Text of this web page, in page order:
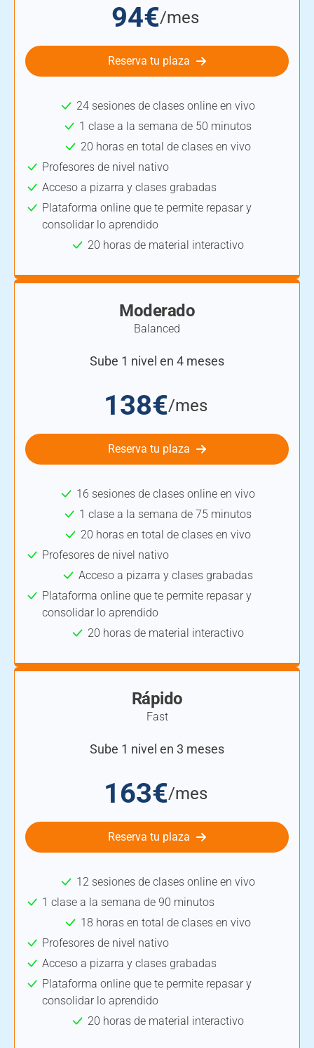
94€/mes
Reserva tu plaza
24 sesiones de clases online en vivo
1 clase a la semana de 50 minutos
20 horas en total de clases en vivo
Profesores de nivel nativo
Acceso a pizarra y clases grabadas
Plataforma online que te permite repasar y
consolidar lo aprendido
20 horas de material interactivo
Moderado
Balanced
Sube 1 nivel en 4 meses
138€/mes
Reserva tu plaza
16 sesiones de clases online en vivo
1 clase a la semana de 75 minutos
20 horas en total de clases en vivo
Profesores de nivel nativo
Acceso a pizarra y clases grabadas
Plataforma online que te permite repasar y
consolidar lo aprendido
20 horas de material interactivo
Rápido
Fast
Sube 1 nivel en 3 meses
163€/mes
Reserva tu plaza
12 sesiones de clases online en vivo
1 clase a la semana de 90 minutos
18 horas en total de clases en vivo
Profesores de nivel nativo
Acceso a pizarra y clases grabadas
Plataforma online que te permite repasar y
consolidar lo aprendido
20 horas de material interactivo